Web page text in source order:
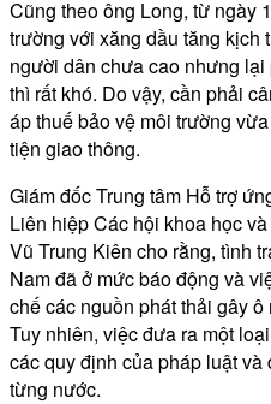
Cũng theo ông Long, từ ngày
trường với xăng dầu tăng kịch
người dân chưa cao nhưng
thì rất khó. Do vậy, cần phải
áp thuế bảo vệ môi trường
tiện giao thông.
Giám đốc Trung tâm Hỗ trợ
Liên hiệp Các hội khoa học
Vũ Trung Kiên cho rằng, tình
Nam đã ở mức báo động và
chế các nguồn phát thải gây
Tuy nhiên, việc đưa ra một
các quy định của pháp luật
từng nước.